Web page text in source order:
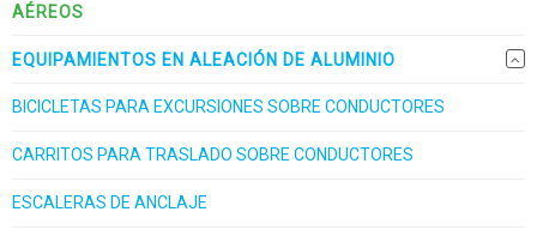
AÉREOS
EQUIPAMIENTOS EN ALEACIÓN DE ALUMINIO
BICICLETAS PARA EXCURSIONES SOBRE CONDUCTORES
CARRITOS PARA TRASLADO SOBRE CONDUCTORES
ESCALERAS DE ANCLAJE